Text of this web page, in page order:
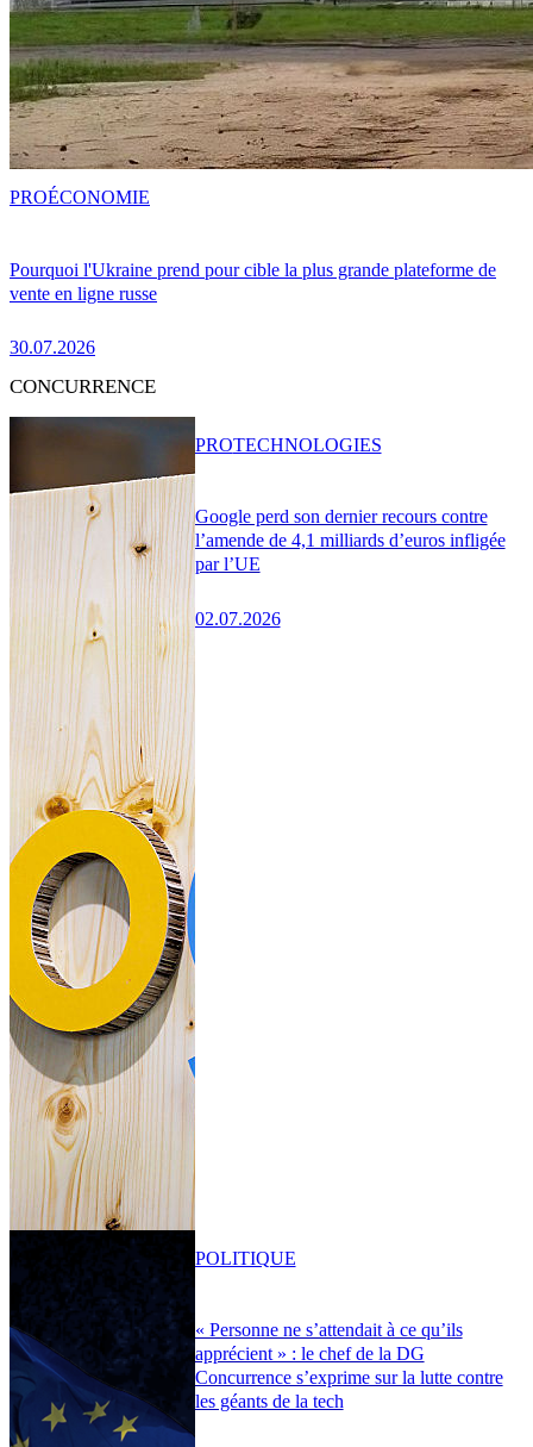
Pourquoi l'Ukraine prend pour cible la plus grande plateforme de
vente en ligne russe
30.07.2026
PROÉCONOMIE
CONCURRENCE
Google perd son dernier recours contre
l’amende de 4,1 milliards d’euros infligée
par l’UE
02.07.2026
PROTECHNOLOGIES
« Personne ne s’attendait à ce qu’ils
apprécient » : le chef de la DG
Concurrence s’exprime sur la lutte contre
les géants de la tech
POLITIQUE